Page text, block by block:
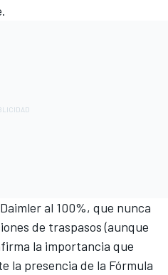
al 100%, que nunca
de traspasos (aunque
la importancia que
la presencia de la Fórmula